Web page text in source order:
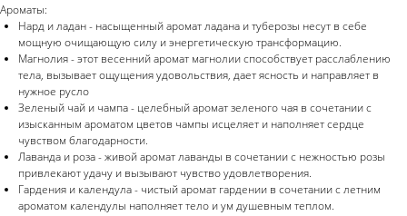
Ароматы:
Нард и ладан - насыщенный аромат ладана и туберозы несут в себе
мощную очищающую силу и энергетическую трансформацию.
Магнолия - этот весенний аромат магнолии способствует расслаблению
тела, вызывает ощущения удовольствия, дает ясность и направляет в
нужное русло
Зеленый чай и чампа - целебный аромат зеленого чая в сочетании с
изысканным ароматом цветов чампы исцеляет и наполняет сердце
чувством благодарности.
Лаванда и роза - живой аромат лаванды в сочетании с нежностью розы
привлекают удачу и вызывают чувство удовлетворения.
Гардения и календула - чистый аромат гардении в сочетании с летним
ароматом календулы наполняет тело и ум душевным теплом.